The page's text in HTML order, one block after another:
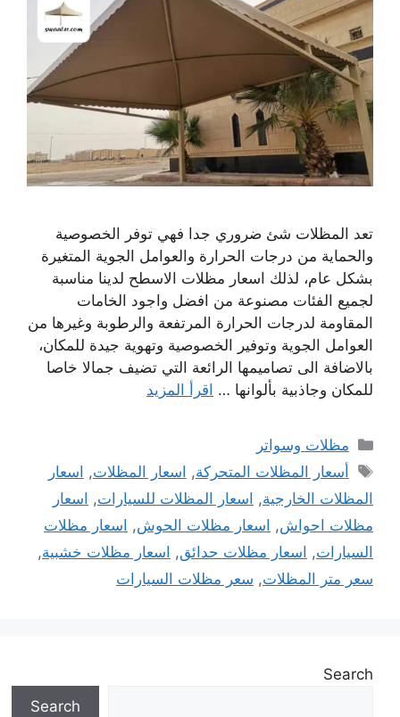
تعد المظلات شئ ضروري جدا فهي توفر الخصوصية
والحماية من درجات الحرارة والعوامل الجوية المتغيرة
بشكل عام، لذلك اسعار مظلات الاسطح لدينا مناسبة
لجميع الفئات مصنوعة من افضل واجود الخامات
المقاومة لدرجات الحرارة المرتفعة والرطوبة وغيرها من
العوامل الجوية وتوفير الخصوصية وتهوية جيدة للمكان،
بالاضافة الى تصاميمها الرائعة التي تضيف جمالا خاصا
للمكان وجاذبية بألوانها … اقرأ المزيد
التصنيفات
مظلات وسواتر
الوسوم
أسعار المظلات المتحركة, اسعار المظلات, اسعار
المظلات الخارجية, اسعار المظلات للسيارات, اسعار
مظلات احواش, اسعار مظلات الحوش, اسعار مظلات
السيارات, اسعار مظلات حدائق, اسعار مظلات خشبية,
سعر متر المظلات, سعر مظلات السيارات
Search
Search